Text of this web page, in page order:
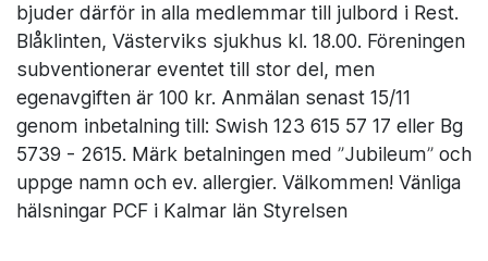
bjuder därför in alla medlemmar till julbord i Rest.
Blåklinten, Västerviks sjukhus kl. 18.00. Föreningen
subventionerar eventet till stor del, men
egenavgiften är 100 kr. Anmälan senast 15/11
genom inbetalning till: Swish 123 615 57 17 eller Bg
5739 - 2615. Märk betalningen med ”Jubileum” och
uppge namn och ev. allergier. Välkommen! Vänliga
hälsningar PCF i Kalmar län Styrelsen